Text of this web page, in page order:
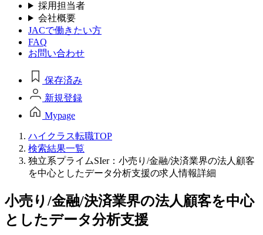
採用担当者
会社概要
JACで働きたい方
FAQ
お問い合わせ
保存済み
新規登録
Mypage
ハイクラス転職TOP
検索結果一覧
独立系プライムSIer：小売り/金融/決済業界の法人顧客
を中心としたデータ分析支援の求人情報詳細
小売り/金融/決済業界の法人顧客を中心
としたデータ分析支援